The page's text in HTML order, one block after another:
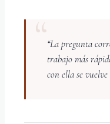
“La pregunta
trabajo más
con ella se